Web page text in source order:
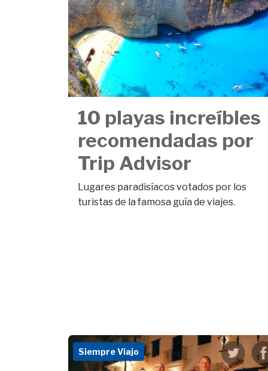
10 playas increíbles
recomendadas por
Trip Advisor
Lugares paradisíacos votados por los
turistas de la famosa guía de viajes.
Siempre Viajo